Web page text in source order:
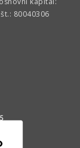
80040306